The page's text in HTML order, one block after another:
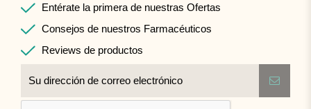
Entérate la primera de nuestras Ofertas
Consejos de nuestros Farmacéuticos
Reviews de productos